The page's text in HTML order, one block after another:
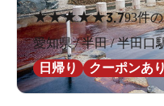
★★★★★3.793件
愛知県 / 半田 / 半田口
日帰り
クーポンあり